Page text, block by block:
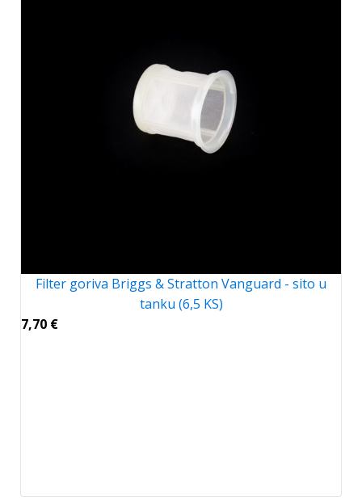
Filter goriva Briggs & Stratton Vanguard - sito u
tanku (6,5 KS)
7,70 €